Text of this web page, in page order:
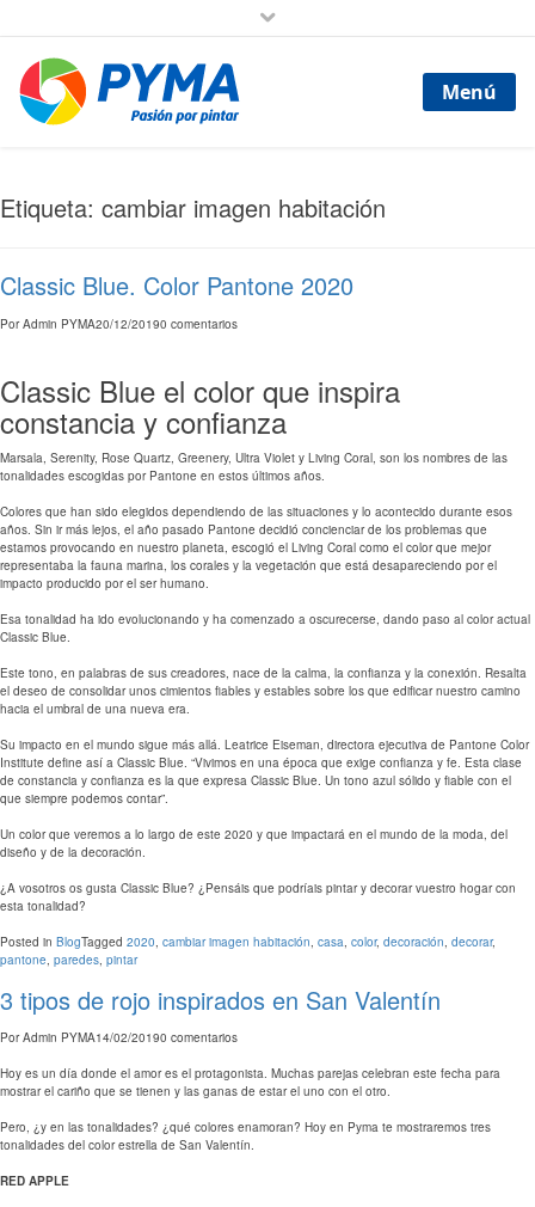
Menú
Etiqueta: cambiar imagen habitación
Classic Blue. Color Pantone 2020
PorAdmin PYMA20/12/20190 comentarios
Classic Blue el color que inspira
constancia y confianza
Marsala, Serenity, Rose Quartz, Greenery, Ultra Violet y Living Coral, son los nombres de las
tonalidades escogidas por Pantone en estos últimos años.
Colores que han sido elegidos dependiendo de las situaciones y lo acontecido durante esos
años. Sin ir más lejos, el año pasado Pantone decidió concienciar de los problemas que
estamos provocando en nuestro planeta, escogió el Living Coral como el color que mejor
representaba la fauna marina, los corales y la vegetación que está desapareciendo por el
impacto producido por el ser humano.
Esa tonalidad ha ido evolucionando y ha comenzado a oscurecerse, dando paso al color actual
Classic Blue.
Este tono, en palabras de sus creadores, nace de la calma, la confianza y la conexión. Resalta
el deseo de consolidar unos cimientos fiables y estables sobre los que edificar nuestro camino
hacia el umbral de una nueva era.
Su impacto en el mundo sigue más allá. Leatrice Eiseman, directora ejecutiva de Pantone Color
Institute define así a Classic Blue. “Vivimos en una época que exige confianza y fe. Esta clase
de constancia y confianza es la que expresa Classic Blue. Un tono azul sólido y fiable con el
que siempre podemos contar”.
Un color que veremos a lo largo de este 2020 y que impactará en el mundo de la moda, del
diseño y de la decoración.
¿A vosotros os gusta Classic Blue? ¿Pensáis que podríais pintar y decorar vuestro hogar con
esta tonalidad?
Posted in BlogTagged 2020 cambiar imagen habitación casa color, decoración decorar,
pantone paredes pintar
3 tipos de rojo inspirados en San Valentín
PorAdmin PYMA14/02/20190 comentarios
Hoy es un día donde el amor es el protagonista. Muchas parejas celebran este fecha para
mostrar el cariño que se tienen y las ganas de estar el uno con el otro.
Pero, ¿y en las tonalidades? ¿qué colores enamoran? Hoy en Pyma te mostraremos tres
tonalidades del color estrella de San Valentín.
RED APPLE